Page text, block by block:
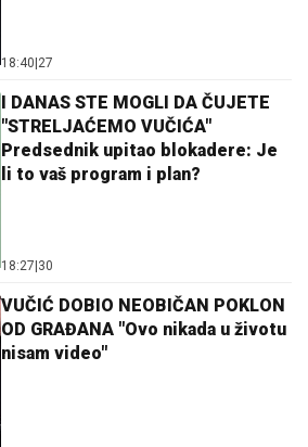
18:40 27
I DANAS STE MOGLI DA ČUJETE
"STRELJAĆEMO VUČIĆA"
Predsednik upitao blokadere: Je
li to vaš program i plan?
18:27 30
VUČIĆ DOBIO NEOBIČAN POKLON
OD GRAĐANA "Ovo nikada u životu
nisam video"